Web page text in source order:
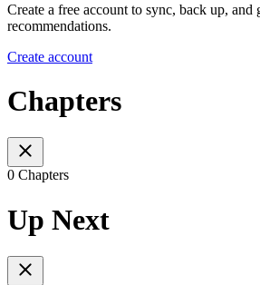
Create a free account to sync, back up, and
recommendations.
Create account
Chapters
0 Chapters
Up Next